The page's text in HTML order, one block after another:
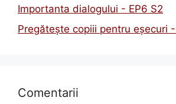
Importanta dialogului - EP6 S2
Pregătește copiii pentru eșecuri -
Comentarii